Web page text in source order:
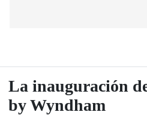
La inauguración
by Wyndham